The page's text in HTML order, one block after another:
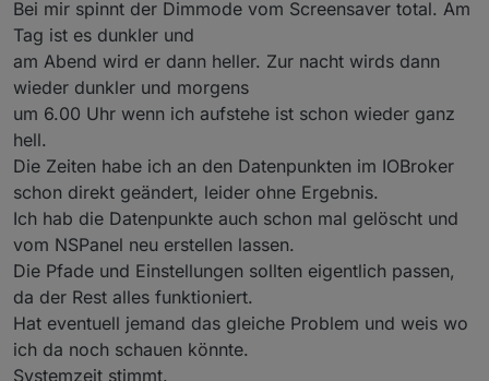
Bei mir spinnt der Dimmode vom Screensaver total. Am
Tag ist es dunkler und
am Abend wird er dann heller. Zur nacht wirds dann
wieder dunkler und morgens
um 6.00 Uhr wenn ich aufstehe ist schon wieder ganz
hell.
Die Zeiten habe ich an den Datenpunkten im IOBroker
schon direkt geändert, leider ohne Ergebnis.
Ich hab die Datenpunkte auch schon mal gelöscht und
vom NSPanel neu erstellen lassen.
Die Pfade und Einstellungen sollten eigentlich passen,
da der Rest alles funktioniert.
Hat eventuell jemand das gleiche Problem und weis wo
ich da noch schauen könnte.
Systemzeit stimmt.